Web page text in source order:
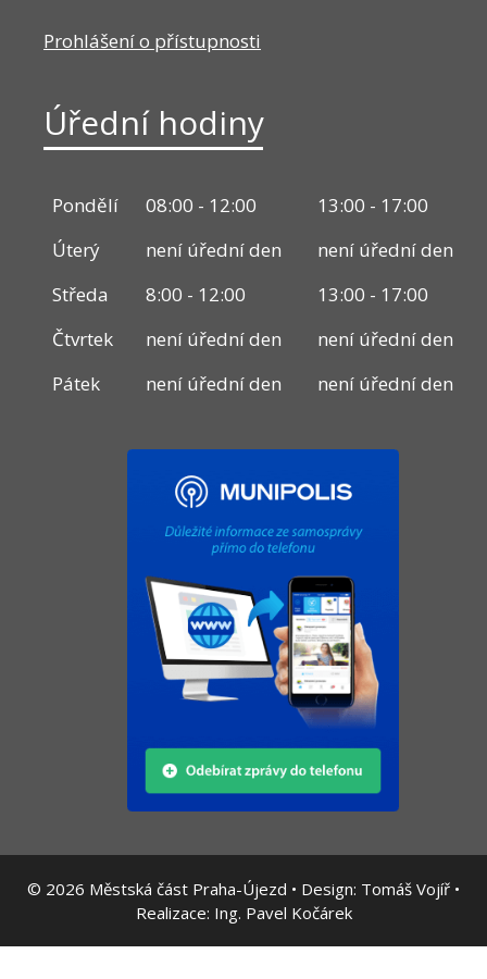
Prohlášení o přístupnosti
Úřední hodiny
Pondělí 08:00 - 12:00
13:00 - 17:00
Úterý
není úřední den
není úřední den
Středa
8:00 - 12:00
13:00 - 17:00
Čtvrtek
není úřední den
není úřední den
Pátek
není úřední den není úřední den
© 2026 Městská část Praha-Újezd • Design: Tomáš Vojíř •
Realizace: Ing. Pavel Kočárek